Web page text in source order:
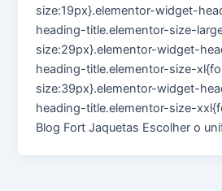
size:19px}.elementor-widget-
heading-title.elementor-size-
size:29px}.elementor-widget-
heading-title.elementor-size-
size:39px}.elementor-widget-
heading-title.elementor-size-
Blog Fort Jaquetas Escolher o